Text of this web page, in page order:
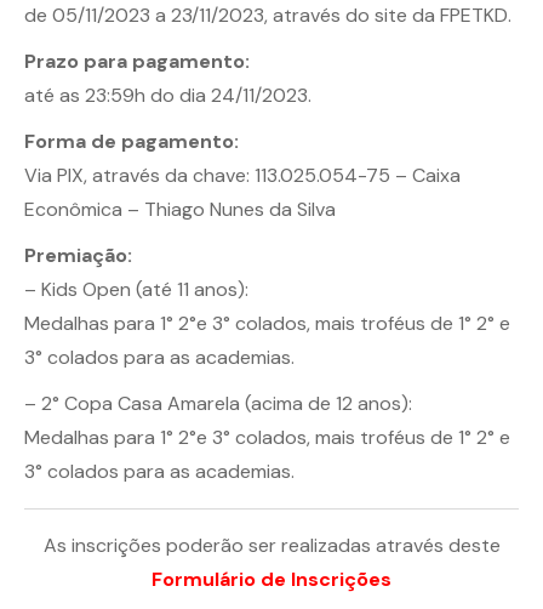
de 05/11/2023 a 23/11/2023, através do site da FPETKD.
Prazo para pagamento:
até as 23:59h do dia 24/11/2023.
Forma de pagamento:
Via PIX, através da chave: 113.025.054-75 – Caixa
Econômica – Thiago Nunes da Silva
Premiação:
– Kids Open (até 11 anos):
Medalhas para 1° 2°e 3° colados, mais troféus de 1° 2° e
3° colados para as academias.
– 2° Copa Casa Amarela (acima de 12 anos):
Medalhas para 1° 2°e 3° colados, mais troféus de 1° 2° e
3° colados para as academias.
As inscrições poderão ser realizadas através deste
Formulário de Inscrições